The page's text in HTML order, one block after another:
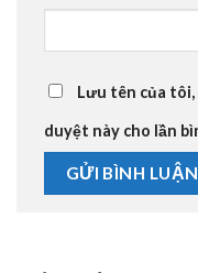
Lưu tên của
duyệt này cho lần